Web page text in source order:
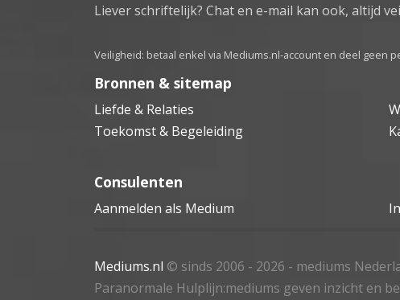
Liever schriftelijk? Chat en e-mail kan ook, altijd
Veiligheid: betaal enkel via Mediums.nl-account en deel geen
Bronnen & sitemap
Liefde & Relaties
Toekomst & Begeleiding
Consulenten
Aanmelden als Medium
Mediums.nl © sinds 2006 - 2026 - mediums
Paranormale Hulplijn:mediums geven inzicht en